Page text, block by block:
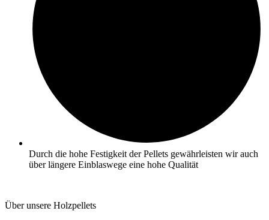
Durch die hohe Festigkeit der Pellets gewährleisten wir auch
über längere Einblaswege eine hohe Qualität
Über unsere Holzpellets